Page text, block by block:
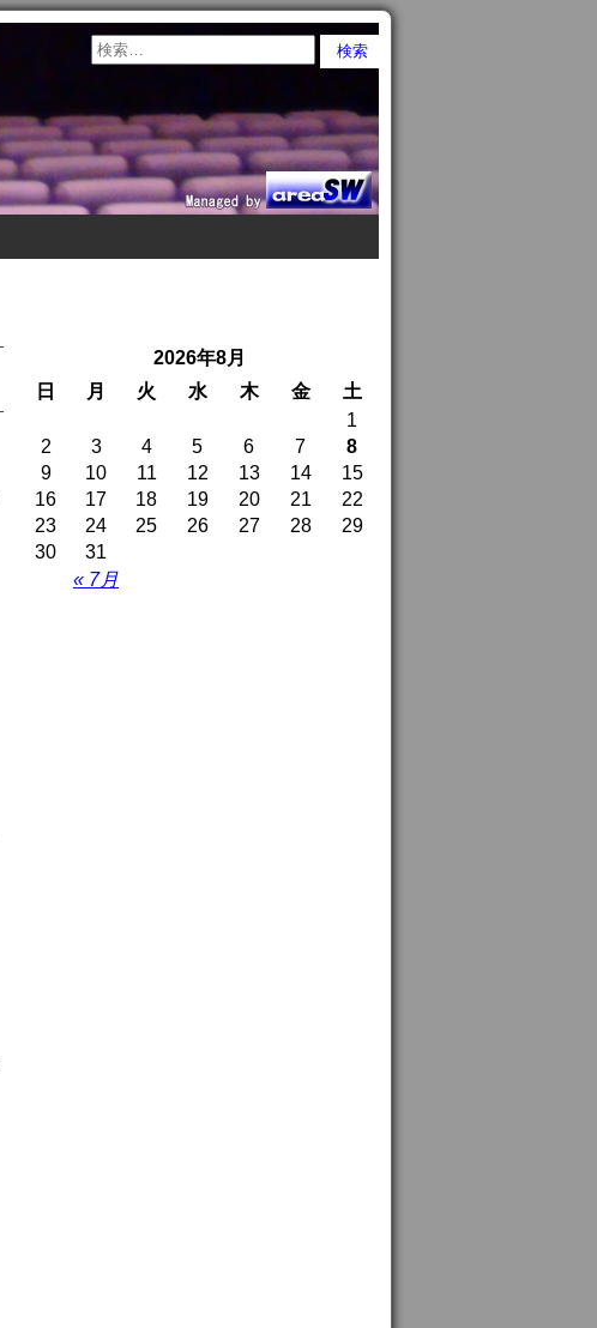
2026年8月
日
月 火 水 木 金 土
« 7月
1
2
3 4 5 6 7
8
9
10 11 12 13 14
15
16
17 18 19 20 21
22
23
24 25 26 27 28
29
30
31